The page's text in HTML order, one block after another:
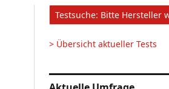
> Übersicht aktueller Tests